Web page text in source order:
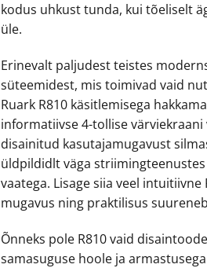
kodus uhkust tunda, kui tõeliselt
üle.
Erinevalt paljudest teistes
süteemidest, mis toimivad vaid
Ruark R810 käsitlemisega
informatiivse 4-tollise
disainitud kasutajamugavust
üldpildidlt väga
vaatega. Lisage siia veel
mugavus ning praktilisus
Õnneks pole R810 vaid
samasuguse hoole ja